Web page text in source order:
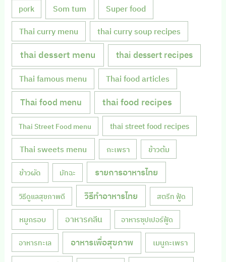
pork Som tum Super food
Thai curry menu thai curry soup recipes
thai dessert menu thai dessert recipes
Thai famous menu Thai food articles
Thai food menu thai food recipes
Thai Street Food menu thai street food recipes
Thai sweets menu กะเพรา ข้าวต้ม
ข้าวผัด มัทฉะ รายการอาหารไทย
วิธีดูแลสุขภาพดี วิธีทำอาหารไทย สตรีท ฟู้ด
หมูกรอบ อาหารคลีน อาหารซุปเปอร์ฟู้ด
อาหารทะเล อาหารเพื่อสุขภาพ เมนูกะเพรา